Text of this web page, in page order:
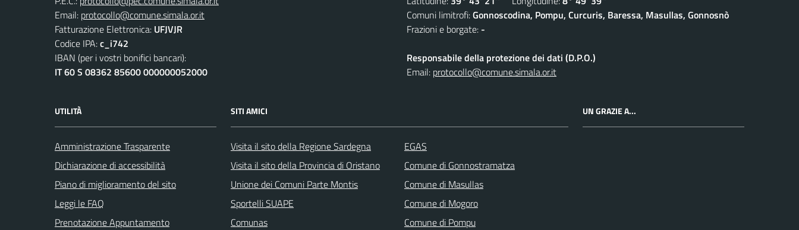
Email: protocollo@comune.simala.or.it
Fatturazione Elettronica: UFJVJR
Codice IPA:c_i742
IBAN (per i vostri bonifici bancari):
IT 60 S 08362 85600 000000052000
Comuni limitrofi:Gonnoscodina, Pompu, Curcuris, Baressa, Masullas, Gonnosnò
Frazioni e borgate: -
Responsabile della protezione dei dati (D.P.O.)
Email: protocollo@comune.simala.or.it
UTILITÀ
Amministrazione Trasparente
Dichiarazione di accessibilità
Piano di miglioramento del sito
Leggi le FAQ
Prenotazione Appuntamento
SITI AMICI
Visita il sito della Regione Sardegna
Visita il sito della Provincia di Oristano
Unione dei Comuni Parte Montis
Sportelli SUAPE
Comunas
EGAS
Comune di Gonnostramatza
Comune di Masullas
Comune di Mogoro
Comune di Pompu
UN GRAZIE A...